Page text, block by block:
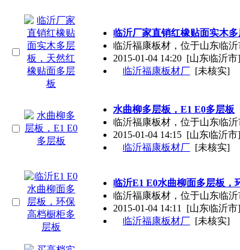
临沂厂家直销红橡贴面实木
临沂福康板材，位于山东临
2015-01-04 14:20 [山东临沂市]
临沂福康板材厂 [未核实]
水曲柳多层板，E1 E0多层板
临沂福康板材，位于山东临
2015-01-04 14:15 [山东临沂市]
临沂福康板材厂 [未核实]
临沂E1 E0水曲柳面多层板，
临沂福康板材，位于山东临
2015-01-04 14:11 [山东临沂市]
临沂福康板材厂 [未核实]